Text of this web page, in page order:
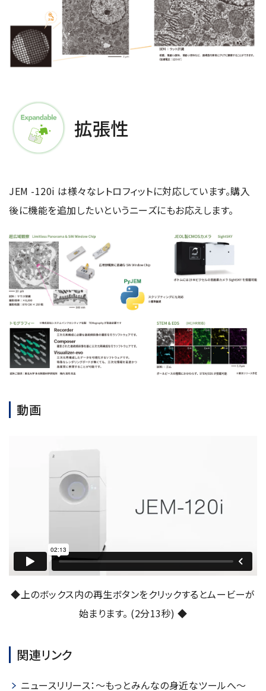
拡張性
JEM -120i は様々なレトロフィットに対応しています。購入
後に機能を追加したいというニーズにもお応えします。
動画
◆上のボックス内の再生ボタンをクリックするとムービーが
始まります。 (2分13秒) ◆
関連リンク
ニュースリリース：～もっとみんなの身近なツールへ～